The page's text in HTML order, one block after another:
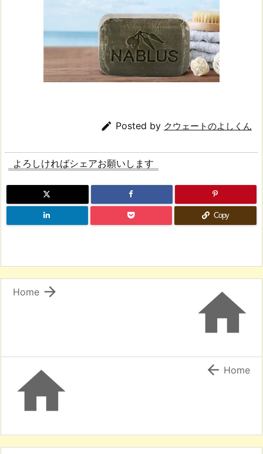
 Posted by クウェートのよしくん
よろしければシェアお願いします
Copy


Home
  Home